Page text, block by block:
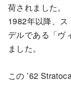
荷されました。
1982年以降、
デルである「ヴ
ました。
この ’62